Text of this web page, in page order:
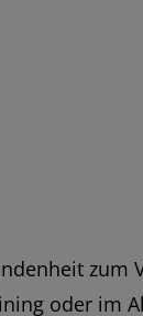
oder im